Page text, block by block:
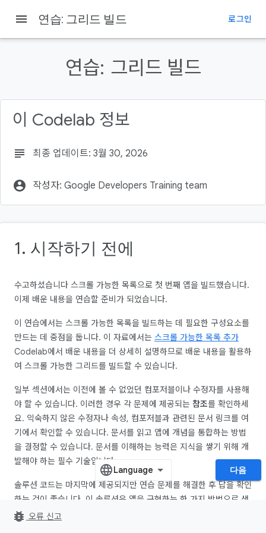
1. 시작하기 전에
빌드할 항목
2. 시작하기
menu 연습: 그리드 빌드 로그인
연습: 그리드 빌드
이 Codelab 정보
subject 최종 업데이트: 3월 30, 2026
account_circle 작성자: Google Developers Training team
1. 시작하기 전에
수고하셨습니다 스크롤 가능한 목록으로 첫 번째 앱을 빌드했습니다.
이제 배운 내용을 연습할 준비가 되었습니다.
이 연습에서는 스크롤 가능한 목록을 빌드하는 데 필요한 구성요소를
만드는 데 중점을 둡니다. 이 자료에서는 스크롤 가능한 목록 추가
Codelab에서 배운 내용을 더 상세히 설명하므로 배운 내용을 활용하
여 스크롤 가능한 그리드를 빌드할 수 있습니다.
일부 섹션에서는 이전에 볼 수 없었던 컴포저블이나 수정자를 사용해
야 할 수 있습니다. 이러한 경우 각 문제에 제공되는 참조를 확인하세
요. 익숙하지 않은 수정자나 속성, 컴포저블과 관련된 문서 링크를 여
기에서 확인할 수 있습니다. 문서를 읽고 앱에 개념을 통합하는 방법
을 결정할 수 있습니다. 문서를 이해하는 능력은 지식을 쌓기 위해 개
발해야 하는 필수 기술입니다.
솔루션 코드는 마지막에 제공되지만 연습 문제를 해결한 후 답을 확인
하는 것이 좋습니다. 이 솔루션은 앱을 구현하는 한 가지 방법으로 생
각하세요.
다음
bug_report 오류 신고